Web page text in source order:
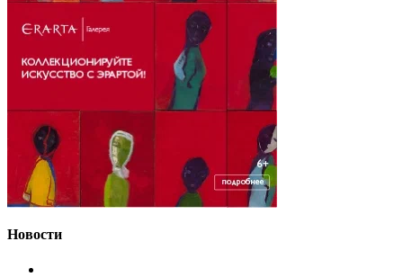
Новости